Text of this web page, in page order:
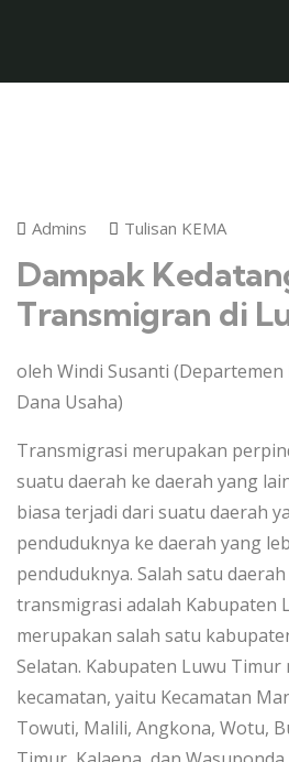
Admins Tulisan KEMA
Dampak
Transmigran di
oleh Windi Susanti
Dana Usaha)
Transmigrasi merupakan
suatu daerah ke daerah yang
biasa terjadi dari suatu daerah
penduduknya ke daerah yang
penduduknya. Salah satu
transmigrasi adalah Kabupaten
merupakan salah satu
Selatan. Kabupaten Luwu Timur
kecamatan, yaitu Kecamatan
Towuti, Malili, Angkona, Wotu,